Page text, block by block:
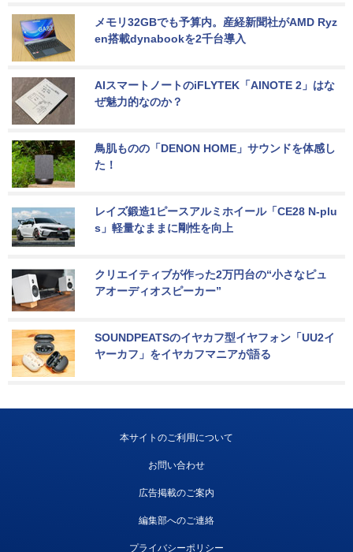
メモリ32GBでも予算内。産経新聞社がAMD Ryz
en搭載dynabookを2千台導入
AIスマートノートのiFLYTEK「AINOTE 2」はな
ぜ魅力的なのか？
鳥肌ものの「DENON HOME」サウンドを体感し
た！
レイズ鍛造1ピースアルミホイール「CE28 N-plu
s」軽量なままに剛性を向上
クリエイティブが作った2万円台の“小さなピュ
アオーディオスピーカー”
SOUNDPEATSのイヤカフ型イヤフォン「UU2イ
ヤーカフ」をイヤカフマニアが語る
本サイトのご利用について
お問い合わせ
広告掲載のご案内
編集部へのご連絡
プライバシーポリシー